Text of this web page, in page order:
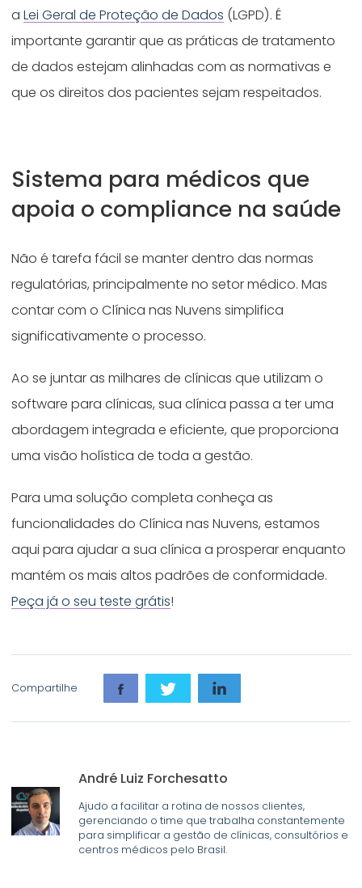
aLei Geral de Proteção de Dados (LGPD). É
importante garantir que as práticas de tratamento
de dados estejam alinhadas com as normativas e
que os direitos dos pacientes sejam respeitados.
Sistema para médicos que
apoia o compliance na saúde
Não é tarefa fácil se manter dentro das normas
regulatórias, principalmente no setor médico. Mas
contar com o Clínica nas Nuvens simplifica
significativamente o processo.
Ao se juntar as milhares de clínicas que utilizam o
software para clínicas, sua clínica passa a ter uma
abordagem integrada e eficiente, que proporciona
uma visão holística de toda a gestão.
Para uma solução completa conheça as
funcionalidades do Clínica nas Nuvens, estamos
aqui para ajudar a sua clínica a prosperar enquanto
mantém os mais altos padrões de conformidade.
Peça já o seu teste grátis!
Compartilhe
André Luiz Forchesatto
Ajudo a facilitar a rotina de nossos clientes,
gerenciando o time que trabalha constantemente
para simplificar a gestão de clínicas, consultórios e
centros médicos pelo Brasil.